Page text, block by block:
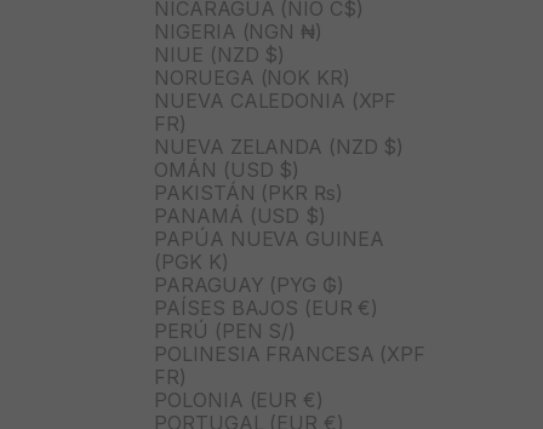
NICARAGUA (NIO C$)
NIGERIA (NGN ₦)
NIUE (NZD $)
NORUEGA (NOK KR)
NUEVA CALEDONIA (XPF
FR)
NUEVA ZELANDA (NZD $)
OMÁN (USD $)
PAKISTÁN (PKR ₨)
PANAMÁ (USD $)
PAPÚA NUEVA GUINEA
(PGK K)
PARAGUAY (PYG ₲)
PAÍSES BAJOS (EUR €)
PERÚ (PEN S/)
POLINESIA FRANCESA (XPF
FR)
POLONIA (EUR €)
PORTUGAL (EUR €)